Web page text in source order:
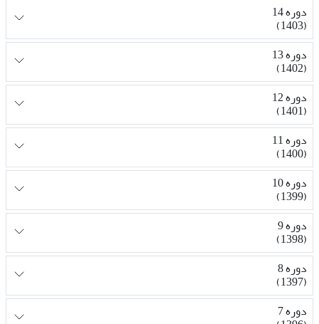
دوره 14
(1403)
دوره 13
(1402)
دوره 12
(1401)
دوره 11
(1400)
دوره 10
(1399)
دوره 9
(1398)
دوره 8
(1397)
دوره 7